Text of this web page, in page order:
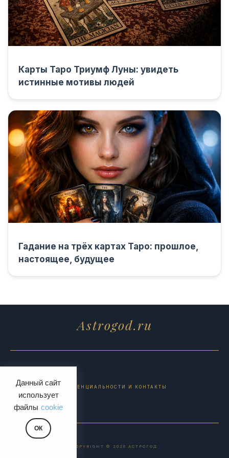
Данный сайт
использует
файлы cookie
ОК
Карты Таро Триумф Луны: увидеть
истинные мотивы людей
Гадание на трёх картах Таро: прошлое,
настоящее, будущее
Astrogod.ru
ПОЛИТИКА КОНФИДЕНЦИАЛЬНОСТИ И КОНТАКТЫ
COPYRIGHT © 2026 АСТРОГОД